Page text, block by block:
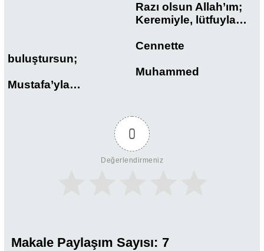
Razı olsun Allah’ım;
Keremiyle, lütfuyla…
Cennette
buluştursun;
Muhammed
Mustafa’yla…
0
Değerlendirmeniz
Makale Paylaşım Sayısı: 7